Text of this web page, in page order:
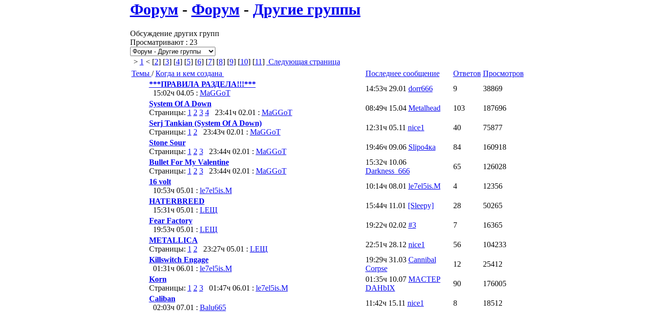
Форум - Форум - Другие группы
Обсуждение других групп
Просматривают : 23
> 1 < [2] [3] [4] [5] [6] [7] [8] [9] [10] [11] Следующая страница
Темы /Когда и кем создана Последнее сообщение Ответов Просмотров
***ПРАВИЛА РАЗДЕЛА!!!***
15:02ч 04.05 : MaGGoT
14:53ч 29.01 dorr666 9
38869
System Of A Down
Страницы: 1 2 3 423:41ч 02.01 : MaGGoT
08:49ч 15.04 Metalhead 103
187696
Serj Tankian (System Of A Down)
Страницы: 1 2 23:43ч 02.01 : MaGGoT
12:31ч 05.11 nice1 40
75877
Stone Sour
Страницы: 1 2 323:44ч 02.01 : MaGGoT
19:46ч 09.06 Slipо4ка 84
160918
Bullet For My Valentine
Страницы: 1 2 323:44ч 02.01 : MaGGoT
15:32ч 10.06
Darkness_666
65
126028
16 volt
10:53ч 05.01 : le7el5is.M
10:14ч 08.01 le7el5is.M 4
12356
HATERBREED
15:31ч 05.01 : LEЩ
15:44ч 11.01 [Sleepy] 28
50265
Fear Factory
19:53ч 05.01 : LEЩ
19:22ч 02.02 #3 7
16365
METALLICA
Страницы: 1 2 23:27ч 05.01 : LEЩ
22:51ч 28.12 nice1 56
104233
Killswitch Engage
01:31ч 06.01 : le7el5is.M
19:29ч 31.03 Cannibal
Corpse
12
25412
Korn
Страницы: 1 2 301:47ч 06.01 : le7el5is.M
01:35ч 10.07 MACTEP
DAHbIX
90
176005
Caliban
02:03ч 07.01 : Balu665
11:42ч 15.11 nice1 8
18512